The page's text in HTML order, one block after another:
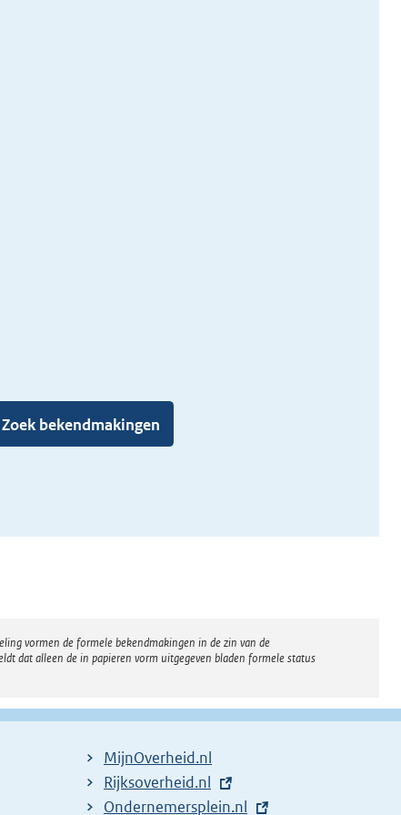
Zoek bekendmakingen
vormen de formele bekendmakingen in de zin van de
dat alleen de in papieren vorm uitgegeven bladen formele status
MijnOverheid.nl
E
x
Rijksoverheid.nl
E
Ondernemersplein.nl